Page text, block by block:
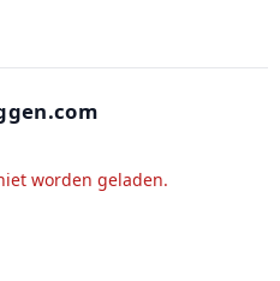
worden geladen.